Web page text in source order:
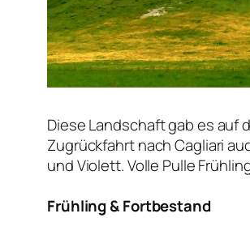
Diese Landschaft gab es auf
Zugrückfahrt nach Cagliari
und Violett. Volle Pulle
Frühling & Fortbestand